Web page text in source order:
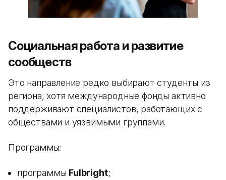
Социальная работа и развитие
сообществ
Это направление редко выбирают студенты из
региона, хотя международные фонды активно
поддерживают специалистов, работающих с
обществами и уязвимыми группами.
Программы:
программы Fulbright;